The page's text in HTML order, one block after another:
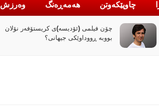
چاوپێکەوتن هەمەڕەنگ وەرزش
چۆن فیلمی (ئۆدیسە)ی کریستۆفەر نۆلان
بووبە ڕووداوێکی جیهانی؟